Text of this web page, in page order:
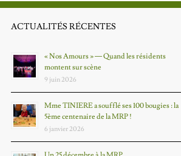
ACTUALITÉS RÉCENTES
« Nos Amours » — Quand les résidents
montent sur scène
9 juin 2026
Mme TINIERE a soufflé ses 100 bougies : la
5ème centenaire de la MRP !
6 janvier 2026